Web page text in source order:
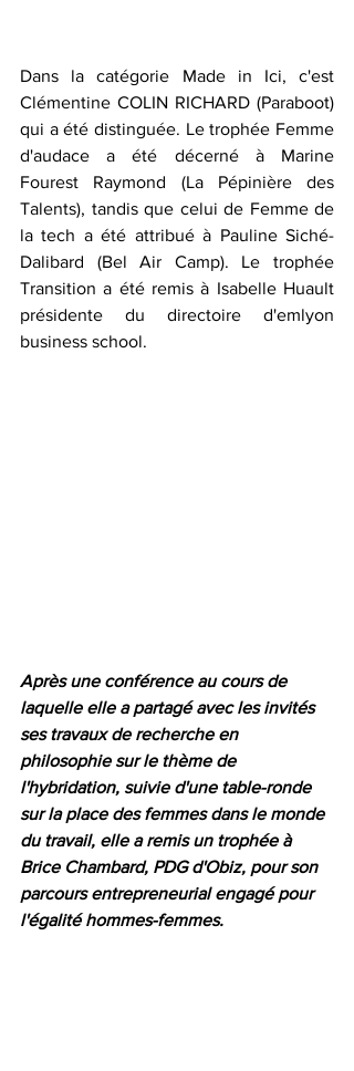
Clémentine COLIN RICHARD (Paraboot)
qui a été distinguée. Le trophée Femme
d'audace a été décerné à Marine
Fourest Raymond (La Pépinière des
Talents), tandis que celui de Femme de
la tech a été attribué à Pauline Siché-
Dalibard (Bel Air Camp). Le trophée
Transition a été remis à Isabelle Huault
présidente du directoire d'emlyon
business school.
Après une conférence au cours de
laquelle elle a partagé avec les invités
ses travaux de recherche en
philosophie sur le thème de
l'hybridation, suivie d'une table-ronde
sur la place des femmes dans le monde
du travail, elle a remis un trophée à
Brice Chambard, PDG d'Obiz, pour son
parcours entrepreneurial engagé pour
l'égalité hommes-femmes.